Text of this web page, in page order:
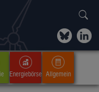
Energiebörse Allgemein